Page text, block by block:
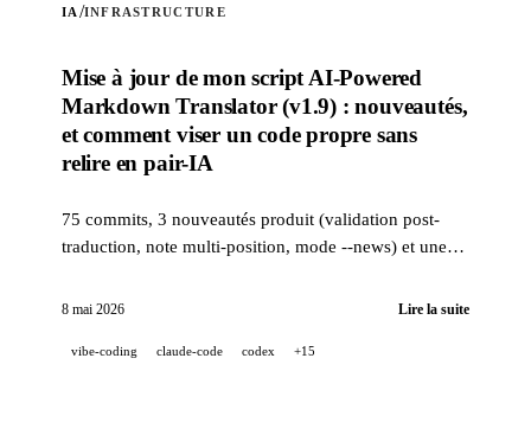
IA /INFRASTRUCTURE
Mise à jour de mon script AI-Powered
Markdown Translator (v1.9) : nouveautés,
et comment viser un code propre sans
relire en pair-IA
75 commits, 3 nouveautés produit (validation post-
traduction, note multi-position, mode --news) et une
PR assistée IA) pour viser un code propre quand un
8 mai 2026 Lire la suite
vibe-coding claude-code codex +15